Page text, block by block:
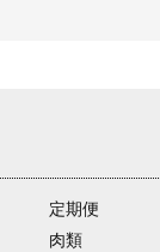
定期便
肉類